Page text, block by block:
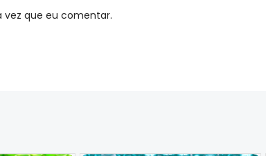
vez que eu comentar.